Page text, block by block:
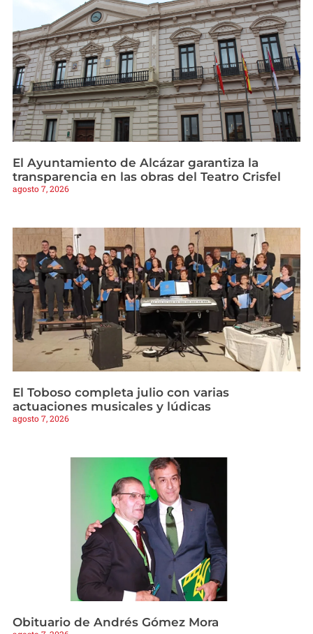
El Ayuntamiento de Alcázar garantiza la
transparencia en las obras del Teatro Crisfel
agosto 7, 2026
El Toboso completa julio con varias
actuaciones musicales y lúdicas
agosto 7, 2026
Obituario de Andrés Gómez Mora